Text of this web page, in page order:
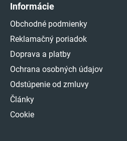
Informácie
Obchodné podmienky
Reklamačný poriadok
Doprava a platby
Ochrana osobných údajov
Odstúpenie od zmluvy
Články
Cookie